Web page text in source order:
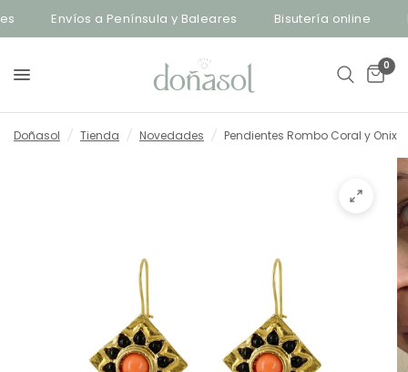
Envíos a Península y Baleares Bisutería online
0
Doñasol / Tienda / Novedades / Pendientes Rombo Coral y Onix